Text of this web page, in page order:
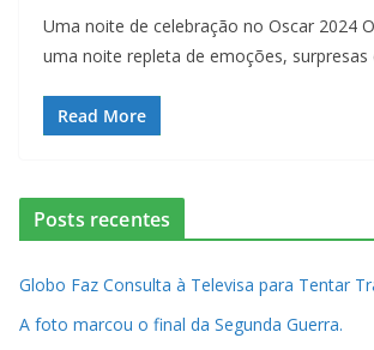
Uma noite de celebração no Oscar 2024
uma noite repleta de emoções, surpresas
Read More
Posts recentes
Globo Faz Consulta à Televisa para Tentar
A foto marcou o final da Segunda Guerra.